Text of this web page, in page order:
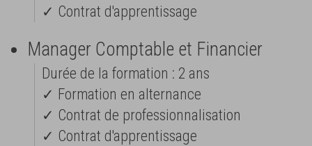
✓ Contrat d'apprentissage
Manager Comptable et Financier
Durée de la formation : 2 ans
✓ Formation en alternance
✓ Contrat de professionnalisation
✓ Contrat d'apprentissage